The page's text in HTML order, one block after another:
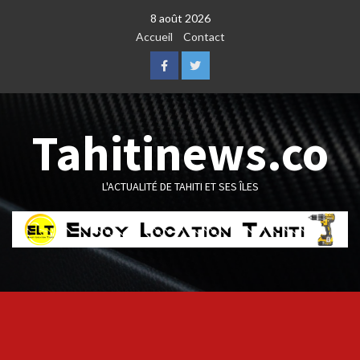
8 août 2026
Accueil
Contact
FacebookTwitter
Tahitinews.co
L'ACTUALITÉ DE TAHITI ET SES ÎLES